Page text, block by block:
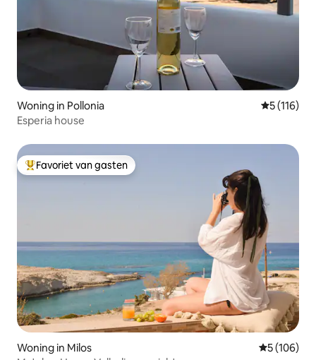
Woning in Pollonia
5 (116)
Esperia house
Topfavoriet van gasten
Favoriet van gasten
Woning in Milos
5 (106)